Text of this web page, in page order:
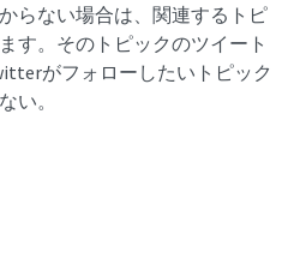
らない場合は、関連するトピ
す。そのトピックのツイート
がフォローしたいトピック
い。